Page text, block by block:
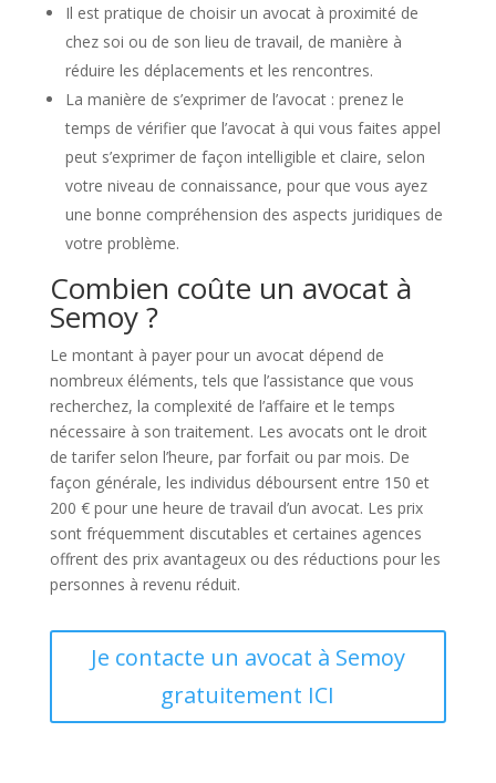
Il est pratique de choisir un avocat à proximité de
chez soi ou de son lieu de travail, de manière à
réduire les déplacements et les rencontres.
La manière de s’exprimer de l’avocat : prenez le
temps de vérifier que l’avocat à qui vous faites appel
peut s’exprimer de façon intelligible et claire, selon
votre niveau de connaissance, pour que vous ayez
une bonne compréhension des aspects juridiques de
votre problème.
Combien coûte un avocat à
Semoy ?
Le montant à payer pour un avocat dépend de
nombreux éléments, tels que l’assistance que vous
recherchez, la complexité de l’affaire et le temps
nécessaire à son traitement. Les avocats ont le droit
de tarifer selon l’heure, par forfait ou par mois. De
façon générale, les individus déboursent entre 150 et
200 € pour une heure de travail d’un avocat. Les prix
sont fréquemment discutables et certaines agences
offrent des prix avantageux ou des réductions pour les
personnes à revenu réduit.
Je contacte un avocat à Semoy
gratuitement ICI